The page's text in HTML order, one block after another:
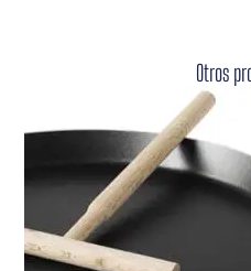
Otros